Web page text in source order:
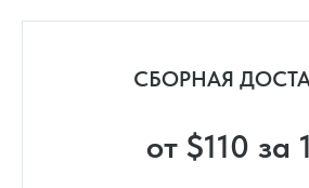
СБОРНАЯ
от $110 за